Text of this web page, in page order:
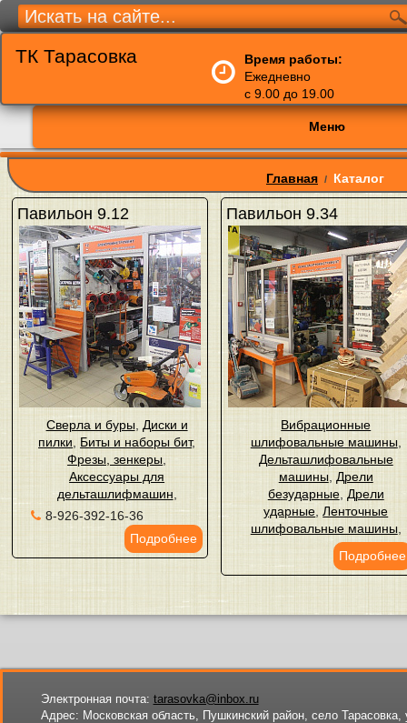
ТК Тарасовка
Время работы:
Ежедневно
с 9.00 до 19.00
Меню
Главная / Каталог
Павильон 9.12
Сверла и буры, Диски и
пилки
Биты и наборы бит,
Фрезы, зенкеры
Аксессуары для
дельташлифмашин
8-926-392-16-36
Подробнее
Павильон 9.34
Вибрационные
шлифовальные машины
Дельташлифовальные
машины, Дрели
безударные, Дрели
ударные ,Ленточные
шлифовальные машины,
Подробнее
Электронная почта: tarasovka@inbox.ru
Адрес: Московская область, Пушкинский район, село